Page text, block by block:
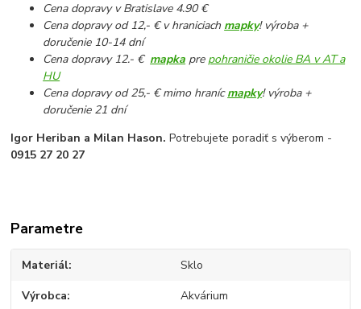
Cena dopravy v Bratislave 4.90 €
Cena dopravy od 12,- € v hraniciach mapky! výroba +
doručenie 10-14 dní
Cena dopravy 12.- € mapka pre pohraničie okolie BA v AT a
HU
Cena dopravy od 25,- € mimo hranícmapky! výroba +
doručenie 21 dní
Igor Heriban a Milan Hason.Potrebujete poradiť s výberom -
0915 27 20 27
Parametre
Materiál Sklo
Výrobca Akvárium